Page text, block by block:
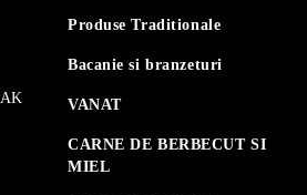
Produse Traditionale
Bacanie si branzeturi
VANAT
CARNE DE BERBECUT SI
MIEL